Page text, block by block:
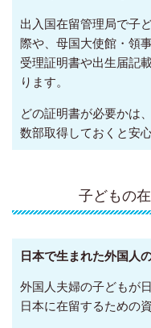
出入国在留管理局で子
際や、母国大使館・領
受理証明書や出生届記
ります。
どの証明書が必要かは
数部取得しておくと安心
子どもの
日本で生まれた外国人
外国人夫婦の子どもが
日本に在留するための